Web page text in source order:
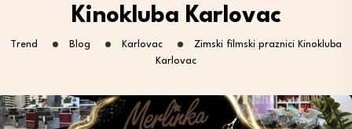
Kinokluba Karlovac
Trend Blog Karlovac
Zimski filmski praznici Kinokluba
Karlovac